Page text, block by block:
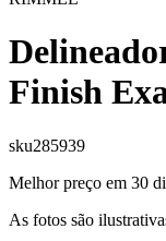
Finish
sku285939
Melhor preço em 30
As fotos são